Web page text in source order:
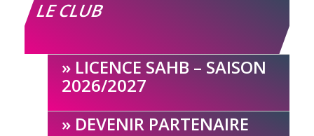
LE CLUB
LICENCE SAHB – SAISON
2026/2027
DEVENIR PARTENAIRE